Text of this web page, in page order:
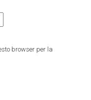
browser per la